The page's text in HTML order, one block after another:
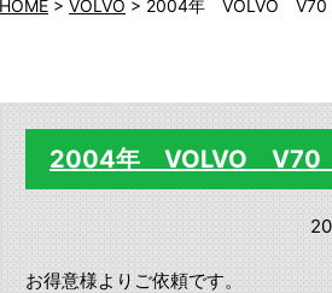
HOME > VOLVO > 2004年 VOLVO V70
2004年 VOLVO V70
お得意様よりご依頼です。